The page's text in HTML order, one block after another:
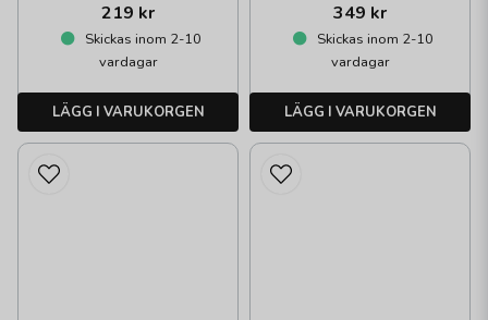
219 kr
Skickas inom 2-10
vardagar
LÄGG I VARUKORGEN
349 kr
Skickas inom 2-10
vardagar
LÄGG I VARUKORGEN